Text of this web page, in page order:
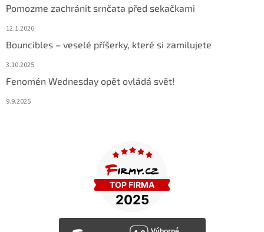
Pomozme zachránit srnčata před sekačkami
12.1.2026
Bouncibles – veselé příšerky, které si zamilujete
3.10.2025
Fenomén Wednesday opět ovládá svět!
9.9.2025